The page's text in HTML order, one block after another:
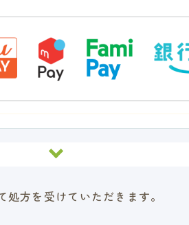
方を受けていただきます。